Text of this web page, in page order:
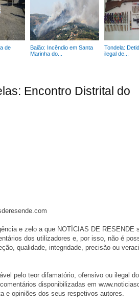
de
Baião: Incêndio em Santa
Marinha do...
Tondela:
ilegal de...
Encontro Distrital do
e zelo a que NOTÍCIAS DE RESENDE
dos utilizadores e, por isso, não é
qualidade, integridade, precisão ou
pelo teor difamatório, ofensivo ou ilegal
disponibilizadas em
e opiniões dos seus respetivos autores.